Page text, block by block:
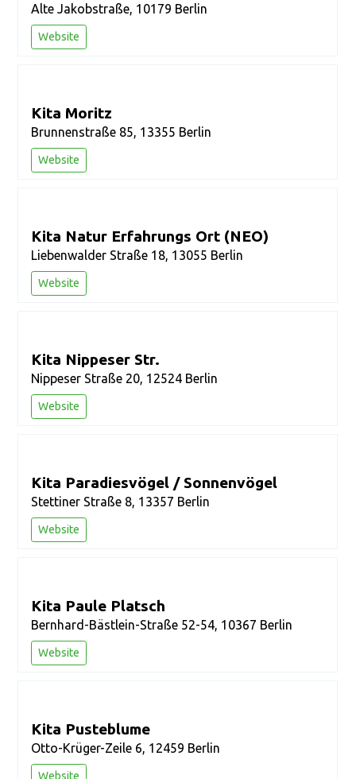
Alte Jakobstraße, 10179 Berlin
Website
Kita Moritz
Brunnenstraße 85, 13355 Berlin
Website
Kita Natur Erfahrungs Ort (NEO)
Liebenwalder Straße 18, 13055 Berlin
Website
Kita Nippeser Str.
Nippeser Straße 20, 12524 Berlin
Website
Kita Paradiesvögel / Sonnenvögel
Stettiner Straße 8, 13357 Berlin
Website
Kita Paule Platsch
Bernhard-Bästlein-Straße 52-54, 10367 Berlin
Website
Kita Pusteblume
Otto-Krüger-Zeile 6, 12459 Berlin
Website